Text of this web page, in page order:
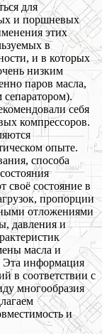
для
и поршневых
этих
в
и в которых
низким
паров масла,
себя
компрессоров.
опыте.
способа
своё состояние в
пропорции
отложениями
давления и
масла и
Эта информация
в соответствии с
многообразия
и